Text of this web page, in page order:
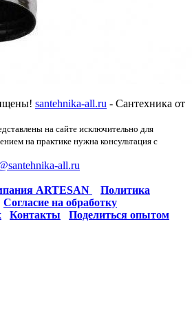
santehnika-all.ru - Сантехника от
на сайте исключительно для
на практике нужна консультация с
all.ru
ARTESAN
Политика
Согласие на обработку
Контакты Поделиться опытом